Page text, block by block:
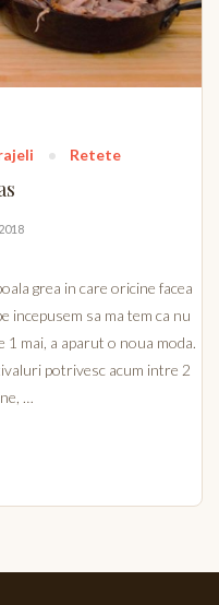
Retete
grea in care oricine facea
incepusem sa ma tem ca nu
1 mai, a aparut o noua moda.
potrivesc acum intre 2
…